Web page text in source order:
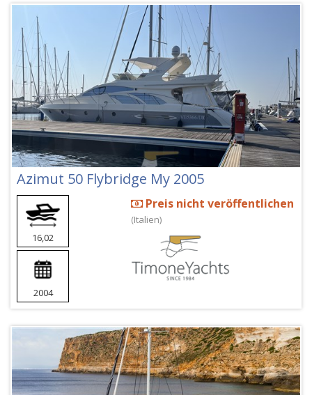
Azimut 50 Flybridge My 2005
16,02
2004
Preis nicht veröffentlichen
(Italien)